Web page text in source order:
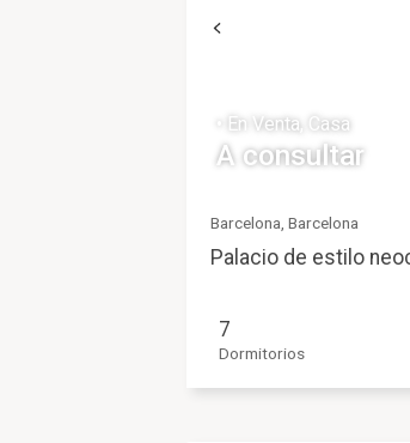
• En Venta, Casa
A consultar
Barcelona, Barcelona
Palacio de estilo
7
Dormitorios